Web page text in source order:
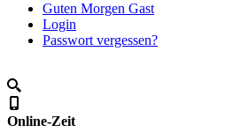
Guten Morgen Gast
Login
Passwort vergessen?
Online-Zeit